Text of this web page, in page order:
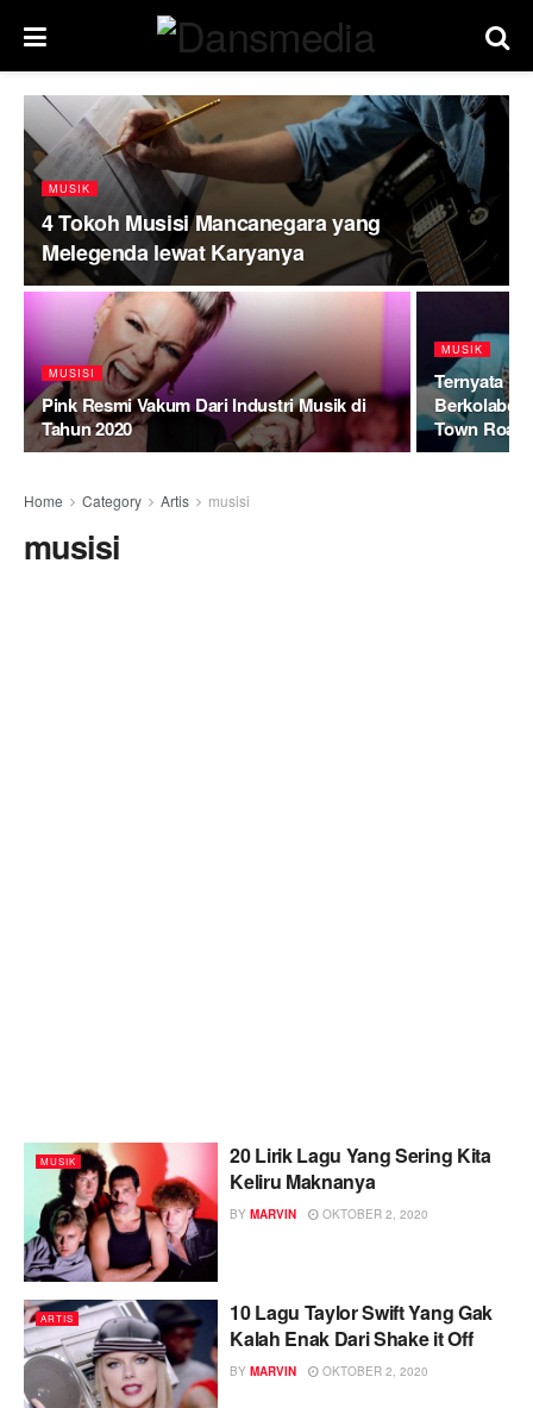
MUSIK
4 Tokoh Musisi Mancanegara yang
Melegenda lewat Karyanya
MUSISI
Pink Resmi Vakum Dari Industri Musik di
Tahun 2020
MUSIK
Ternyata
Town Road
Home Category Artis musisi
musisi
MUSIK
20 Lirik Lagu Yang Sering Kita
Keliru Maknanya
BY MARVIN OKTOBER 2, 2020
ARTIS
10 Lagu Taylor Swift Yang Gak
Kalah Enak Dari Shake it Off
BY MARVIN OKTOBER 2, 2020